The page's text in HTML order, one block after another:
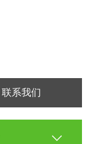
联系我们